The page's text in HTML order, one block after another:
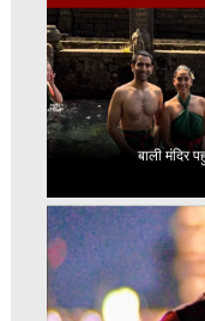
बाली मंदिर